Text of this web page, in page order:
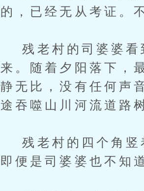
的，已经无从考证。
残老村的司婆婆看
来。随着夕阳落下，
静无比，没有任何声
途吞噬山川河流道路
残老村的四个角竖
即便是司婆婆也不知